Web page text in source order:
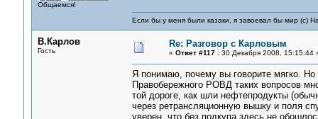
Общаемся!
Если бы у меня были казаки, я завоевал бы мир (с)
В.Карлов
Гость
Re: Разговор с Карловым
« Ответ #117 :30 Декабря 2008, 15:15:44
Я понимаю, почему вы говорите мягко.
Правобережного РОВД таких вопросов
той дороге, как шли нефтепродукты
через ретрансляционную вышку и поля
уверен, что без подкупа здесь не